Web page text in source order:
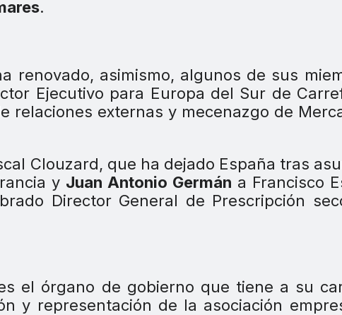
.
renovado, asimismo, algunos de sus
Ejecutivo para Europa del Sur de
relaciones externas y mecenazgo de
Clouzard, que ha dejado España tras
y Juan Antonio Germán a Francisco
Director General de Prescripción
el órgano de gobierno que tiene a su
y representación de la asociación